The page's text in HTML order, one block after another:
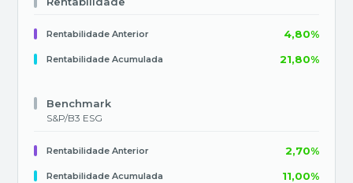
Rentabilidade Anterior 4,80%
Rentabilidade Acumulada 21,80%
Benchmark
S&P/B3 ESG
Rentabilidade Anterior 2,70%
Rentabilidade Acumulada 11,00%